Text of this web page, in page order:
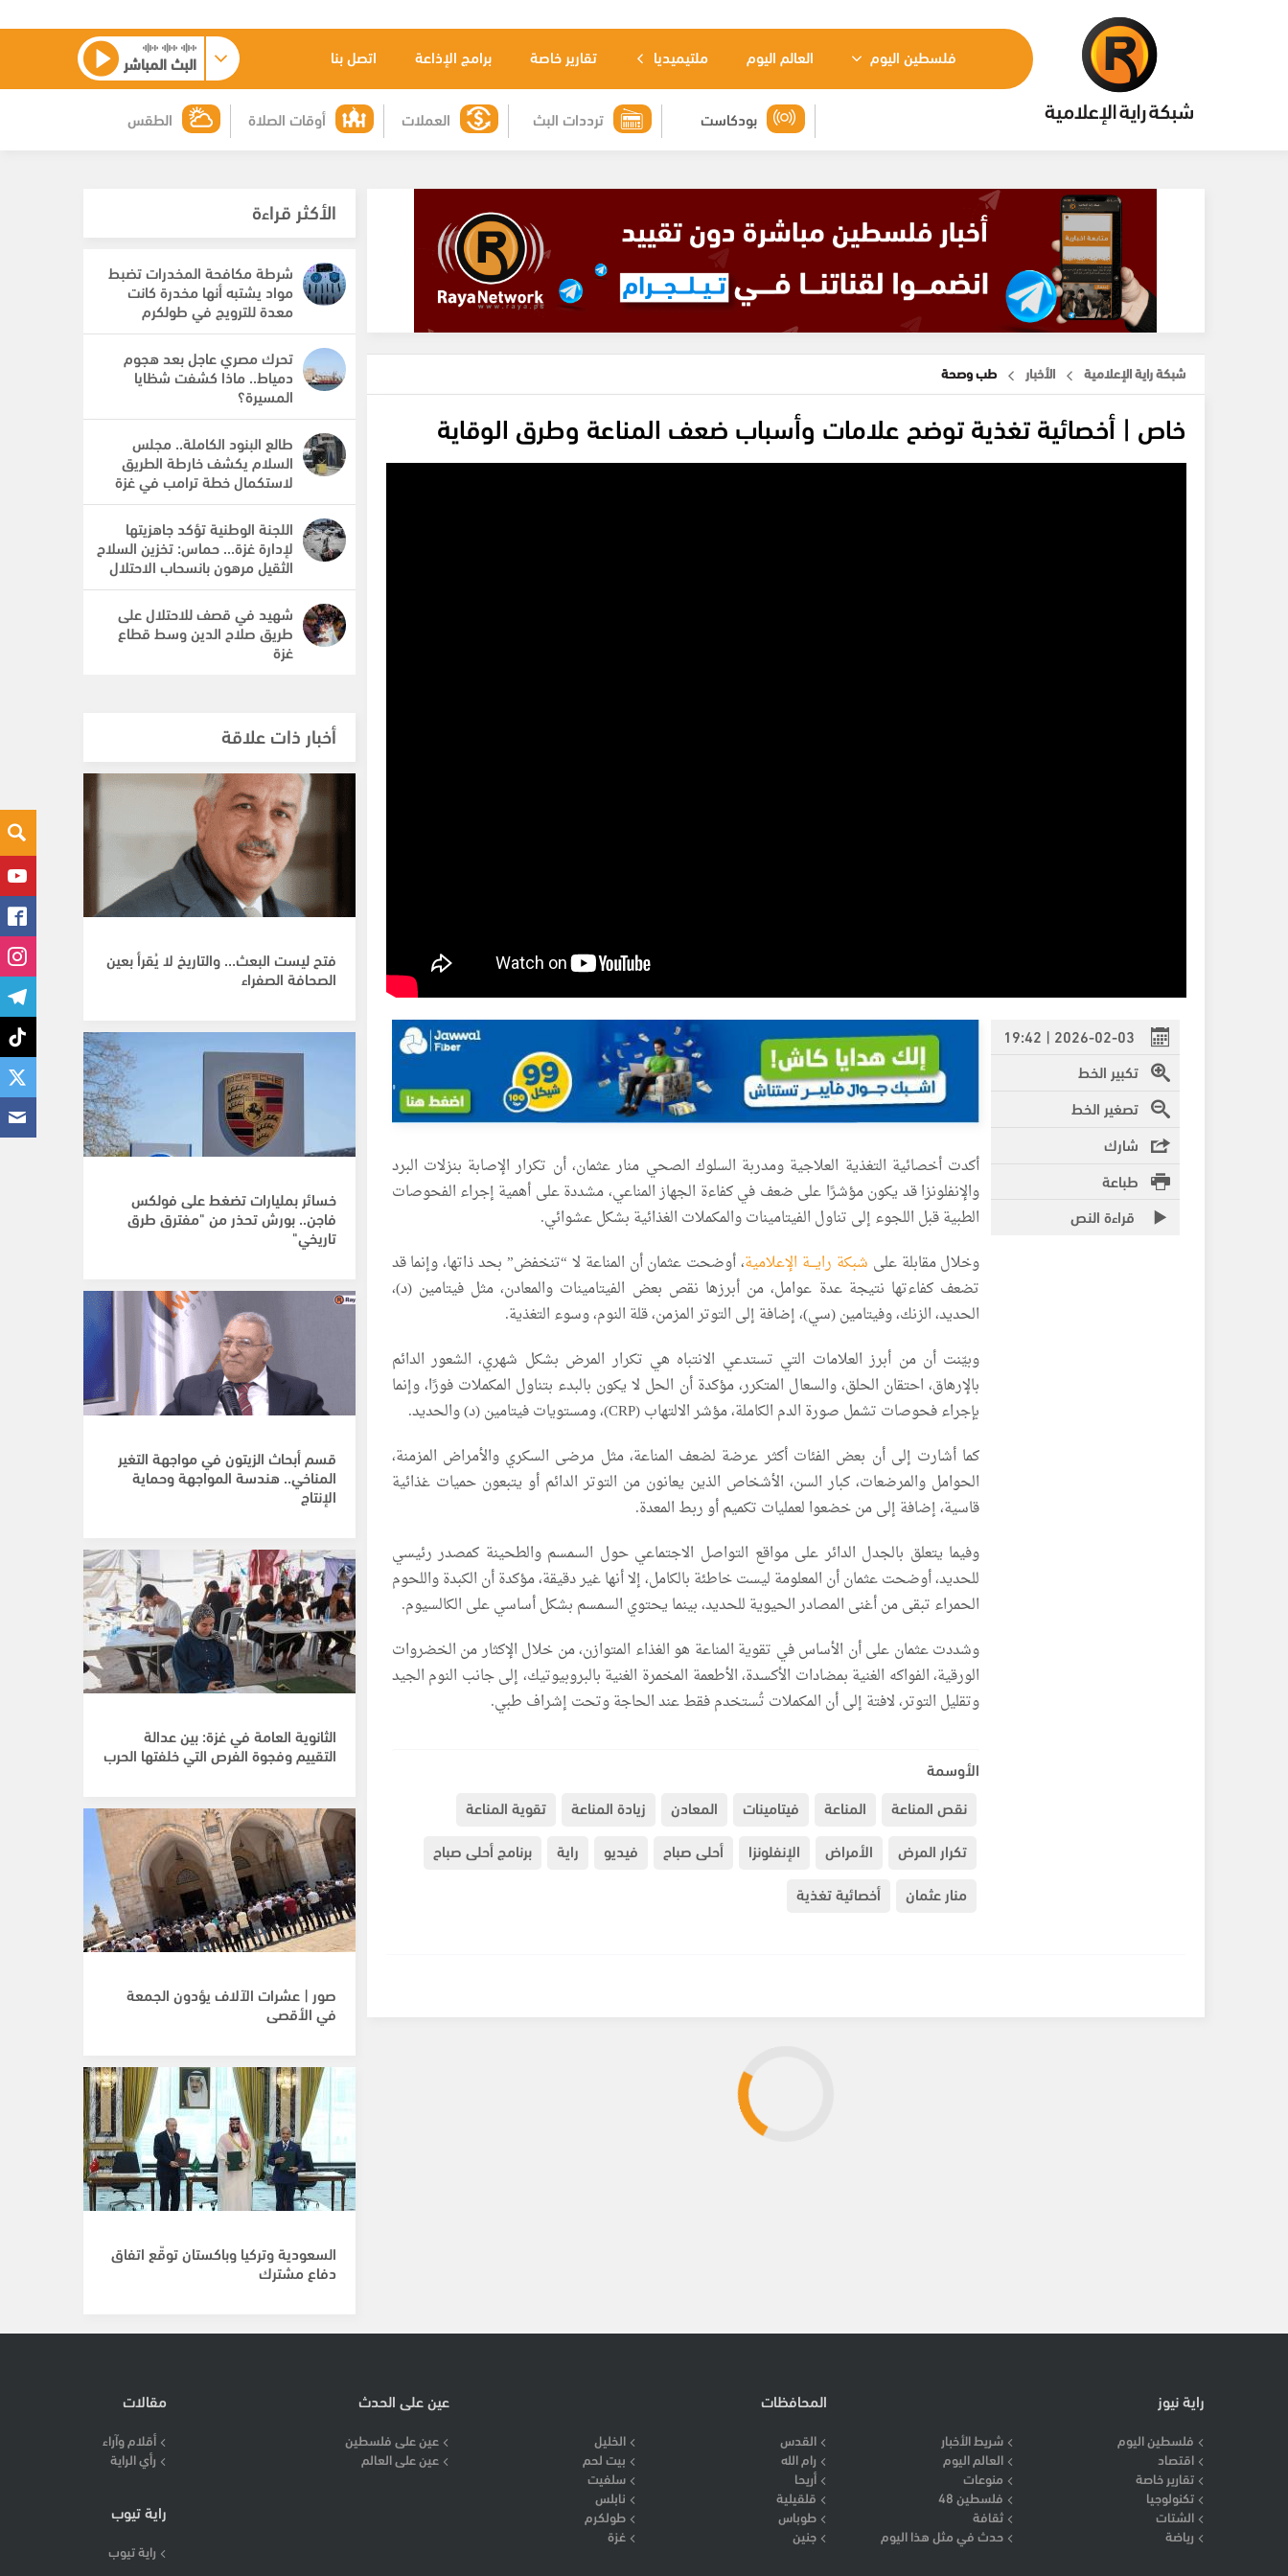
فلسطين اليوم العالم اليوم ملتيميديا تقارير خاصة برامج الإذاعة اتصل بنا البث المباشر
الطقس أوقات الصلاة العملات ترددات البث بودكاست
شبكة راية الإعلامية الأخبار طب وصحة
خاص | أخصائية تغذية توضح علامات وأسباب ضعف المناعة وطرق الوقاية
2026-02-03 | 19:42
تكبير الخط
تصغير الخط
شارك
طباعة
قراءة النص
أكدت أخصائية التغذية العلاجية ومدربة السلوك الصحي منار عثمان، أن تكرار الإصابة بنزلات البرد
والإنفلونزا قد يكون مؤشرًا على ضعف في كفاءة الجهاز المناعي، مشددة على أهمية إجراء الفحوصات
الطبية قبل اللجوء إلى تناول الفيتامينات والمكملات الغذائية بشكل عشوائي.
وخلال مقابلة على شبكة رايـــة الإعلامية، أوضحت عثمان أن المناعة لا “تنخفض” بحد ذاتها، وإنما قد
تضعف كفاءتها نتيجة عدة عوامل، من أبرزها نقص بعض الفيتامينات والمعادن، مثل فيتامين (د)،
الحديد، الزنك، وفيتامين (سي)، إضافة إلى التوتر المزمن، قلة النوم، وسوء التغذية.
وبيّنت أن من أبرز العلامات التي تستدعي الانتباه هي تكرار المرض بشكل شهري، الشعور الدائم
بالإرهاق، احتقان الحلق، والسعال المتكرر، مؤكدة أن الحل لا يكون بالبدء بتناول المكملات فورًا، وإنما
بإجراء فحوصات تشمل صورة الدم الكاملة، مؤشر الالتهاب (CRP)، ومستويات فيتامين (د) والحديد.
كما أشارت إلى أن بعض الفئات أكثر عرضة لضعف المناعة، مثل مرضى السكري والأمراض المزمنة،
الحوامل والمرضعات، كبار السن، الأشخاص الذين يعانون من التوتر الدائم أو يتبعون حميات غذائية
قاسية، إضافة إلى من خضعوا لعمليات تكميم أو ربط المعدة.
وفيما يتعلق بالجدل الدائر على مواقع التواصل الاجتماعي حول السمسم والطحينة كمصدر رئيسي
للحديد، أوضحت عثمان أن المعلومة ليست خاطئة بالكامل، إلا أنها غير دقيقة، مؤكدة أن الكبدة واللحوم
الحمراء تبقى من أغنى المصادر الحيوية للحديد، بينما يحتوي السمسم بشكل أساسي على الكالسيوم.
وشددت عثمان على أن الأساس في تقوية المناعة هو الغذاء المتوازن، من خلال الإكثار من الخضروات
الورقية، الفواكه الغنية بمضادات الأكسدة، الأطعمة المخمرة الغنية بالبروبيوتيك، إلى جانب النوم الجيد
وتقليل التوتر، لافتة إلى أن المكملات تُستخدم فقط عند الحاجة وتحت إشراف طبي.
الأوسمة
نقص المناعة
المناعة فيتامينات المعادن زيادة المناعة
تقوية المناعة
تكرار المرض
الأمراض الإنفلونزا أحلى صباح فيديو راية
برنامج أحلى صباح
منار عثمان
أخصائية تغذية
الأكثر قراءة
شرطة مكافحة المخدرات تضبط
مواد يشتبه أنها مخدرة كانت
معدة للترويج في طولكرم
تحرك مصري عاجل بعد هجوم
دمياط.. ماذا كشفت شظايا
المسيرة؟
طالع البنود الكاملة.. مجلس
السلام يكشف خارطة الطريق
لاستكمال خطة ترامب في غزة
اللجنة الوطنية تؤكد جاهزيتها
لإدارة غزة... حماس: تخزين السلاح
الثقيل مرهون بانسحاب الاحتلال
شهيد في قصف للاحتلال على
طريق صلاح الدين وسط قطاع
غزة
أخبار ذات علاقة
فتح ليست البعث… والتاريخ لا يُقرأ بعين
الصحافة الصفراء
خسائر بمليارات تضغط على فولكس
فاجن.. بورش تحذر من "مفترق طرق
تاريخي"
قسم أبحاث الزيتون في مواجهة التغير
المناخي.. هندسة المواجهة وحماية
الإنتاج
الثانوية العامة في غزة: بين عدالة
التقييم وفجوة الفرص التي خلفتها الحرب
صور | عشرات الآلاف يؤدون الجمعة
في الأقصى
السعودية وتركيا وباكستان توقّع اتفاق
دفاع مشترك
راية نيوز
فلسطين اليوم
شريط الأخبار
اقتصاد
العالم اليوم
تقارير خاصة
منوعات
تكنولوجيا
فلسطين 48
الشتات
ثقافة
رياضة
حدث في مثل هذا اليوم
المحافظات
القدس
الخليل
رام الله
بيت لحم
أريحا
سلفيت
قلقيلية
نابلس
طوباس
طولكرم
جنين
غزة
عين على الحدث
عين على فلسطين
عين على العالم
مقالات
أقلام وآراء
رأي الراية
راية تيوب
راية تيوب